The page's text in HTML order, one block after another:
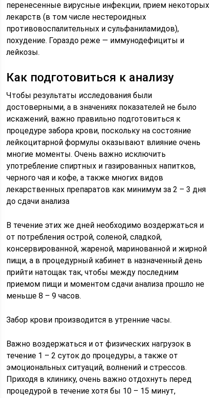
перенесенные вирусные инфекции, прием некоторых
лекарств (в том числе нестероидных
противовоспалительных и сульфаниламидов),
похудение. Гораздо реже — иммунодефициты и
лейкозы.
Как подготовиться к анализу
Чтобы результаты исследования были
достоверными, а в значениях показателей не было
искажений, важно правильно подготовиться к
процедуре забора крови, поскольку на состояние
лейкоцитарной формулы оказывают влияние очень
многие моменты. Очень важно исключить
употребление спиртных и газированных напитков,
черного чая и кофе, а также многих видов
лекарственных препаратов как минимум за 2 – 3 дня
до сдачи анализа
В течение этих же дней необходимо воздержаться и
от потребления острой, соленой, сладкой,
консервированной, жареной, маринованной и жирной
пищи, а в процедурный кабинет в назначенный день
прийти натощак так, чтобы между последним
приемом пищи и моментом сдачи анализа прошло не
меньше 8 – 9 часов.
Забор крови производится в утренние часы.
Важно воздержаться и от физических нагрузок в
течение 1 – 2 суток до процедуры, а также от
эмоциональных ситуаций, волнений и стрессов.
Приходя в клинику, очень важно отдохнуть перед
процедурой в течение хотя бы 10 – 15 минут,